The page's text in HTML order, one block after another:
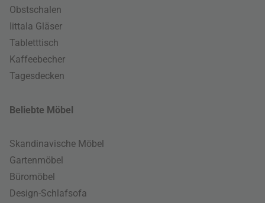
Obstschalen
Iittala Gläser
Tabletttisch
Kaffeebecher
Tagesdecken
Beliebte Möbel
Skandinavische Möbel
Gartenmöbel
Büromöbel
Design-Schlafsofa